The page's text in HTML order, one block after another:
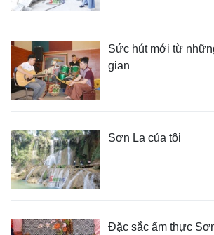
Sức hút mới từ
gian
Sơn La của tôi
Đặc sắc ẩm thực